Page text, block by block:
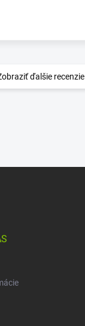
ďalšie recenzie